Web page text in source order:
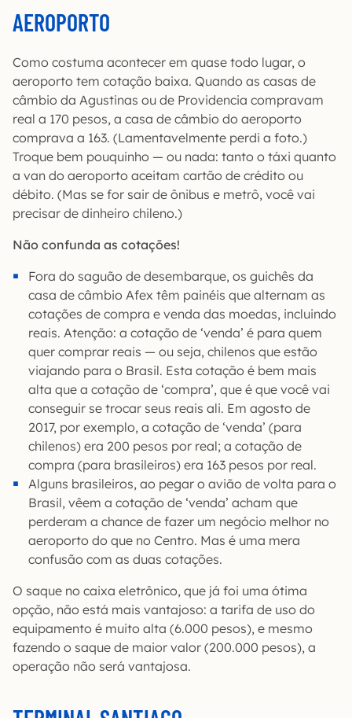
AEROPORTO
Como costuma acontecer em quase todo lugar, o
aeroporto tem cotação baixa. Quando as casas de
câmbio da Agustinas ou de Providencia compravam
real a 170 pesos, a casa de câmbio do aeroporto
comprava a 163. (Lamentavelmente perdi a foto.)
Troque bem pouquinho — ou nada: tanto o táxi quanto
a van do aeroporto aceitam cartão de crédito ou
débito. (Mas se for sair de ônibus e metrô, você vai
precisar de dinheiro chileno.)
Não confunda as cotações!
Fora do saguão de desembarque, os guichês da
casa de câmbio Afex têm painéis que alternam as
cotações de compra e venda das moedas, incluindo
reais. Atenção: a cotação de ‘venda’ é para quem
quer comprar reais — ou seja, chilenos que estão
viajando para o Brasil. Esta cotação é bem mais
alta que a cotação de ‘compra’, que é que você vai
conseguir se trocar seus reais ali. Em agosto de
2017, por exemplo, a cotação de ‘venda’ (para
chilenos) era 200 pesos por real; a cotação de
compra (para brasileiros) era 163 pesos por real.
Alguns brasileiros, ao pegar o avião de volta para o
Brasil, vêem a cotação de ‘venda’ acham que
perderam a chance de fazer um negócio melhor no
aeroporto do que no Centro. Mas é uma mera
confusão com as duas cotações.
O saque no caixa eletrônico, que já foi uma ótima
opção, não está mais vantajoso: a tarifa de uso do
equipamento é muito alta (6.000 pesos), e mesmo
fazendo o saque de maior valor (200.000 pesos), a
operação não será vantajosa.